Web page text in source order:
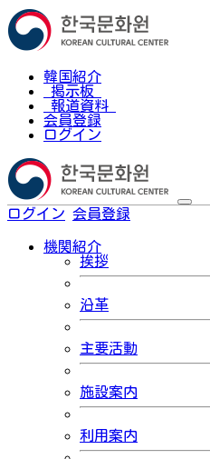
韓国紹介
掲示板
報道資料
会員登録
ログイン
ログイン 会員登録
機関紹介
挨拶
沿革
主要活動
施設案内
利用案内